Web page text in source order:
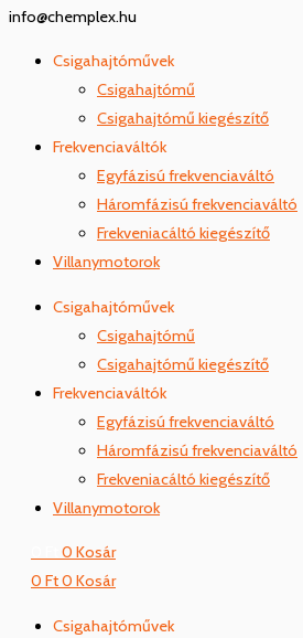
info@chemplex.hu
Csigahajtóművek
Csigahajtómű
Csigahajtómű kiegészítő
Frekvenciaváltók
Egyfázisú frekvenciaváltó
Háromfázisú frekvenciaváltó
Frekveniacáltó kiegészítő
Villanymotorok
Csigahajtóművek
Csigahajtómű
Csigahajtómű kiegészítő
Frekvenciaváltók
Egyfázisú frekvenciaváltó
Háromfázisú frekvenciaváltó
Frekveniacáltó kiegészítő
Villanymotorok
0 Kosár
0 Ft0 Kosár
Csigahajtóművek